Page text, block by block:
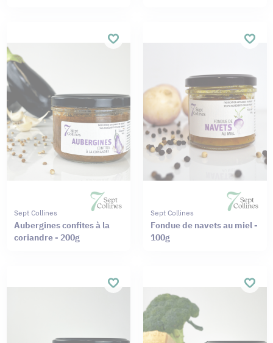
Sept Collines
Aubergines confites à la
coriandre - 200g
Sept Collines
Fondue de navets au miel -
100g